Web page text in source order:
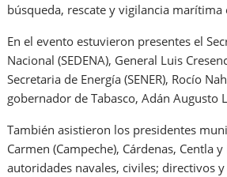
búsqueda, rescate y vigilancia
En el evento estuvieron presentes el
Nacional (SEDENA), General Luis
Secretaria de Energía (SENER), Rocío
gobernador de Tabasco, Adán Augusto
También asistieron los presidentes
Carmen (Campeche), Cárdenas, Centla y
autoridades navales, civiles; directivos y